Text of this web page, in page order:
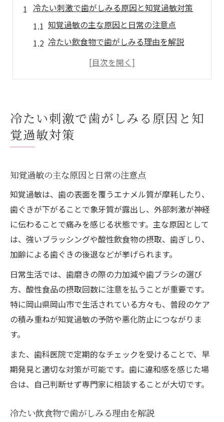
冷たい刺激で歯がしみる原因と知覚過敏対策
知覚過敏の主な原因と日常の注意点
冷たい飲食物で歯がしみる理由を解説
知覚過敏対策に役立つケア方法とは
知覚過敏の代表的な症状と見極め方
症状ごとに異なる知覚過敏のケア方法
知覚過敏症状のセルフチェック方法
歯科医院でできる知覚過敏の相談例
セルフケアで実践できる知覚過敏の予防方法
知覚過敏予防に効果的な歯磨き習慣
セルフケアで知覚過敏を防ぐポイント
知覚過敏予防のための食生活アドバイス
日常でできる知覚過敏対策のコツ
知覚過敏予防のセルフケアグッズ活用法
痛みが和らぐ知覚過敏の新しい改善アプローチ
マウスピース治療が知覚過敏に有効な理由
痛み軽減を目指す知覚過敏の実践方法
快適な生活を叶える知覚過敏緩和の工夫とは
冷たい刺激で歯がしみる原因と知
覚過敏対策
知覚過敏の主な原因と日常の注意点
知覚過敏は、歯の表面を覆うエナメル質が摩耗したり、
歯ぐきが下がることで象牙質が露出し、外部刺激が神経
に伝わることで痛みを感じる状態です。主な原因として
は、強いブラッシングや酸性飲食物の摂取、歯ぎしり、
加齢による歯ぐきの後退などが挙げられます。
日常生活では、歯磨きの際の力加減や歯ブラシの選び
方、酸性食品の摂取回数に注意を払うことが重要です。
特に岡山県岡山市で生活されている方々も、普段のケア
の積み重ねが知覚過敏の予防や悪化防止につながりま
す。
また、歯科医院で定期的なチェックを受けることで、早
期発見と適切な対策が可能です。歯に違和感を感じた場
合は、自己判断せず専門家に相談することが大切です。
冷たい飲食物で歯がしみる理由を解説